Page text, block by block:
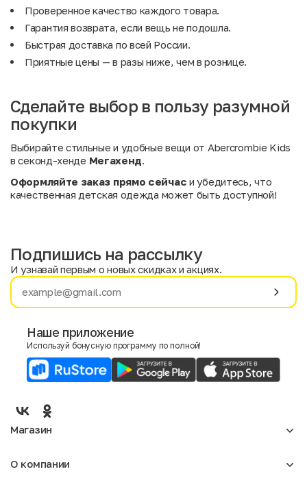
Проверенное качество каждого товара.
Гарантия возврата, если вещь не подошла.
Быстрая доставка по всей России.
Приятные цены — в разы ниже, чем в рознице.
Сделайте выбор в пользу разумной
покупки
Выбирайте стильные и удобные вещи от Abercrombie Kids
в секонд-хенде Мегахенд
Оформляйте заказ прямо сейчас и убедитесь, что
качественная детская одежда может быть доступной!
Имя
E-mail
Мужской
Подпишись на рассылку
И узнавай первым о новых скидках и акциях.
Наше приложение
Используй бонусную программу по полной!
Магазин
Мужское
О компании